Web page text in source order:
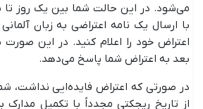
می‌شود. در این حالت شما بین یک روز تا
با ارسال یک نامه اعتراضی به زبان
بعد به اعتراض شما پاسخ می‌دهد.
از تاریخ ریجکتی مجدداً با تکمیل مدارک